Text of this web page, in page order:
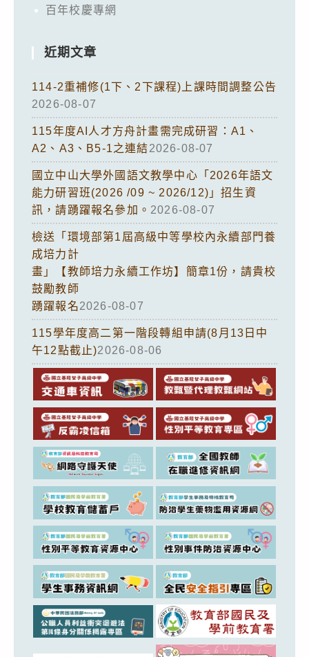
百年校慶專網
近期文章
114-2重補修(1下、2下課程)上課時間調整公告
2026-08-07
115年度AI人才方舟計畫需完成研習：A1、
A2、A3、B5-1之連結2026-08-07
國立中山大學外國語文教學中心「2026年語文
能力研習班(2026 /09 ~ 2026/12)」招生資
訊，請踴躍報名參加。 2026-08-07
檢送「環境部第1屆高級中等學校內永續部門養
成培力計
畫」【教師培力永續工作坊】簡章1份，請貴校
鼓勵教師
踴躍報名2026-08-07
115學年度高二第一階段轉組申請(8月13日中
午12點截止)2026-08-06